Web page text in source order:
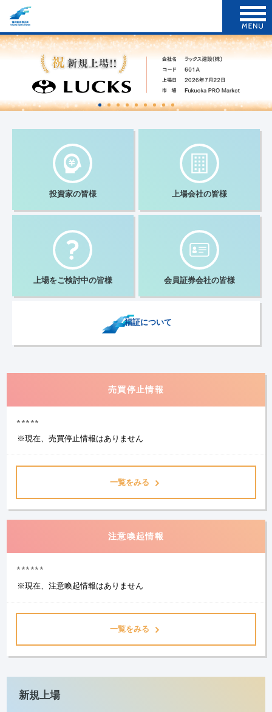
投資家の皆様 上場会社の皆様
上場をご検討中の皆様 会員証券会社の皆様
福証について
売買停止情報
*****
※現在、売買停止情報はありません
一覧をみる
注意喚起情報
******
※現在、注意喚起情報はありません
一覧をみる
新規上場